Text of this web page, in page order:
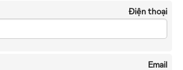
Điện thoại
Email